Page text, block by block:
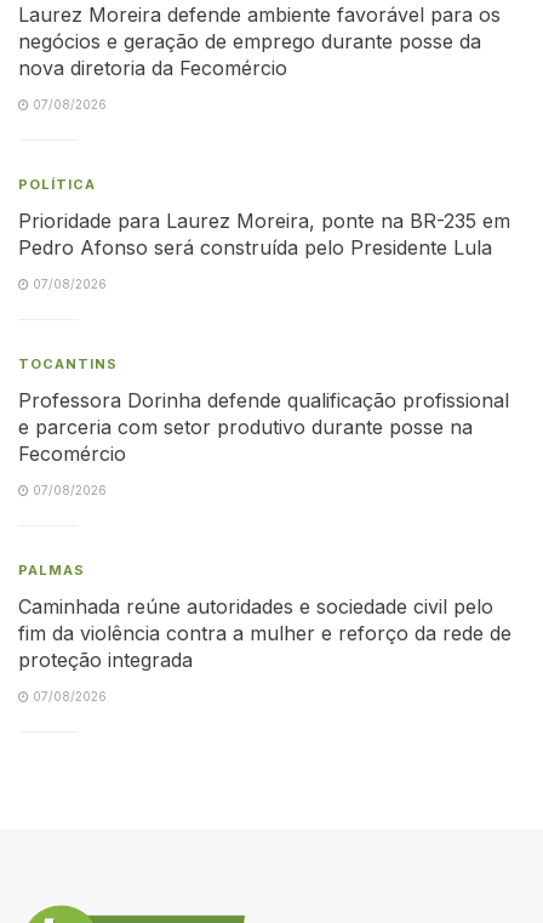
Laurez Moreira defende ambiente favorável para os
negócios e geração de emprego durante posse da
nova diretoria da Fecomércio
07/08/2026
POLÍTICA
Prioridade para Laurez Moreira, ponte na BR-235 em
Pedro Afonso será construída pelo Presidente Lula
07/08/2026
TOCANTINS
Professora Dorinha defende qualificação profissional
e parceria com setor produtivo durante posse na
Fecomércio
07/08/2026
PALMAS
Caminhada reúne autoridades e sociedade civil pelo
fim da violência contra a mulher e reforço da rede de
proteção integrada
07/08/2026